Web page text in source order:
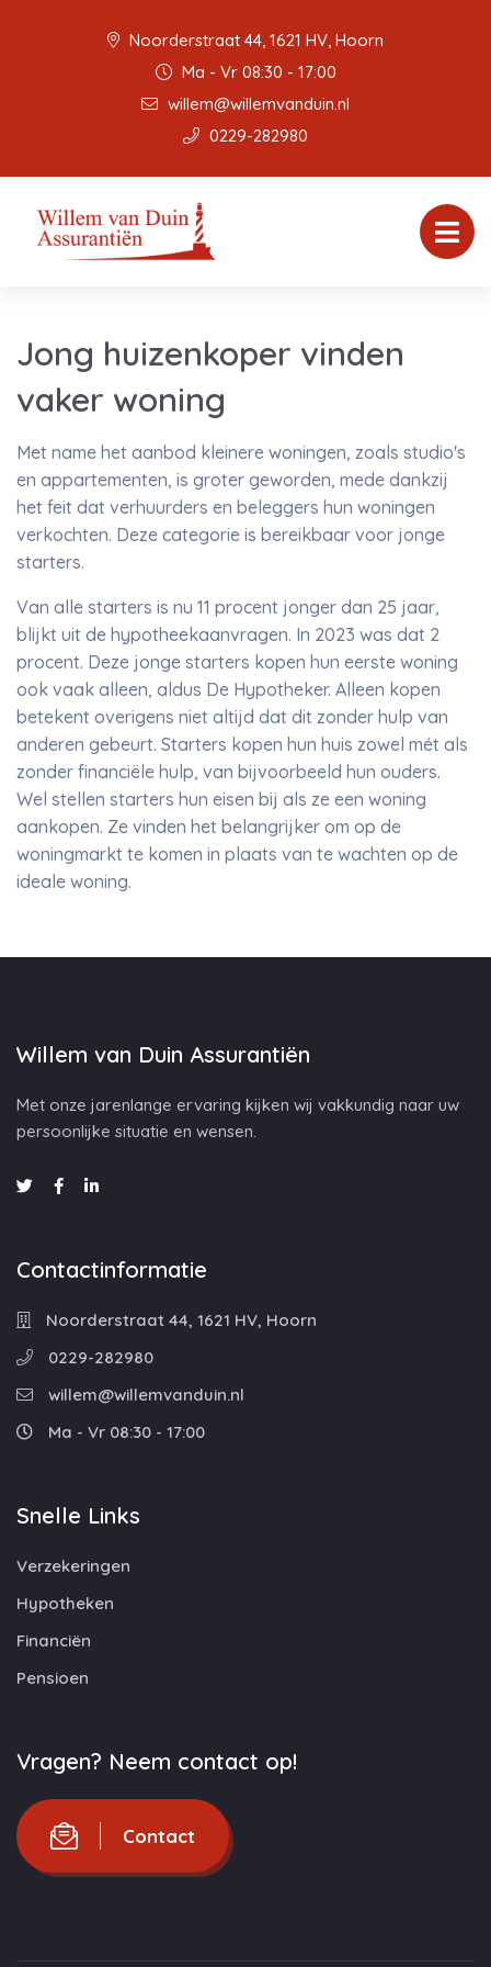
Noorderstraat 44, 1621 HV, Hoorn
Ma - Vr 08:30 - 17:00
willem@willemvanduin.nl
0229-282980
Jong huizenkoper vinden
vaker woning
Met name het aanbod kleinere woningen, zoals studio's
en appartementen, is groter geworden, mede dankzij
het feit dat verhuurders en beleggers hun woningen
verkochten. Deze categorie is bereikbaar voor jonge
starters.
Van alle starters is nu 11 procent jonger dan 25 jaar,
blijkt uit de hypotheekaanvragen. In 2023 was dat 2
procent. Deze jonge starters kopen hun eerste woning
ook vaak alleen, aldus De Hypotheker. Alleen kopen
betekent overigens niet altijd dat dit zonder hulp van
anderen gebeurt. Starters kopen hun huis zowel mét als
zonder financiële hulp, van bijvoorbeeld hun ouders.
Wel stellen starters hun eisen bij als ze een woning
aankopen. Ze vinden het belangrijker om op de
woningmarkt te komen in plaats van te wachten op de
ideale woning.
Willem van Duin Assurantiën
Met onze jarenlange ervaring kijken wij vakkundig naar uw
persoonlijke situatie en wensen.
Contactinformatie
Noorderstraat 44, 1621 HV, Hoorn
0229-282980
willem@willemvanduin.nl
Ma - Vr 08:30 - 17:00
Snelle Links
Verzekeringen
Hypotheken
Financiën
Pensioen
Vragen? Neem contact op!
Contact